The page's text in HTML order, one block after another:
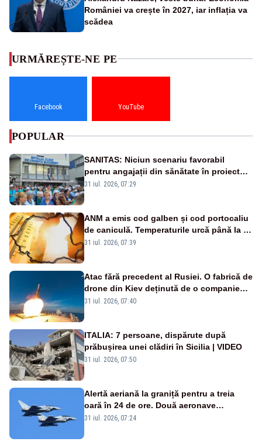
României va crește în 2027, iar inflația va
scădea
URMĂREȘTE-NE PE
Facebook YouTube
POPULAR
SANITAS: Niciun scenariu favorabil
pentru angajații din sănătate în proiectul
Legii salarizării
31 iul. 2026, 07:29
ANM a emis cod galben și cod portocaliu
de caniculă. Temperaturile urcă până la 38
de grade, iar nopțile devin tropicale
31 iul. 2026, 07:39
Atac fără precedent al Rusiei. O fabrică de
drone din Kiev deținută de o companie
americană, distrusă de o rachetă
31 iul. 2026, 07:40
ITALIA: 7 persoane, dispărute după
prăbușirea unei clădiri în Sicilia | VIDEO
31 iul. 2026, 07:50
Alertă aeriană la graniță pentru a treia
oară în 24 de ore. Două aeronave
Eurofighter britanice au fost ridicate de la
31 iul. 2026, 07:24